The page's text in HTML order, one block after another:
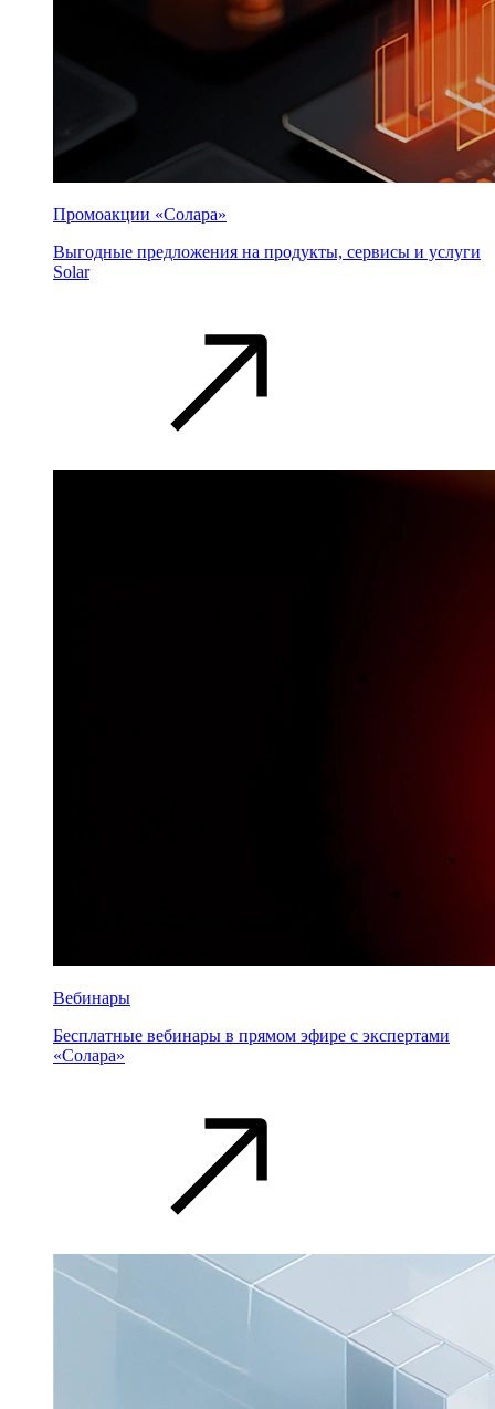
Промоакции «Солара»
Выгодные предложения на продукты, сервисы и услуги
Solar
Вебинары
Бесплатные вебинары в прямом эфире с экспертами
«Солара»